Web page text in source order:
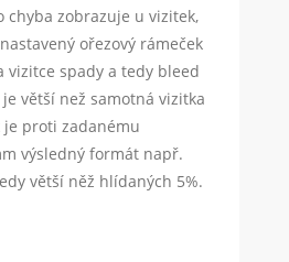
chyba zobrazuje u vizitek,
ořezový rámeček
vizitce spady a tedy bleed
větší než samotná vizitka
je proti zadanému
výsledný formát např.
větší něž hlídaných 5%.